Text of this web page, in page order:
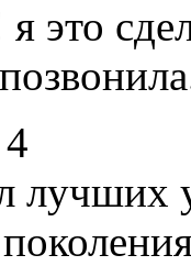
это
4
лучших